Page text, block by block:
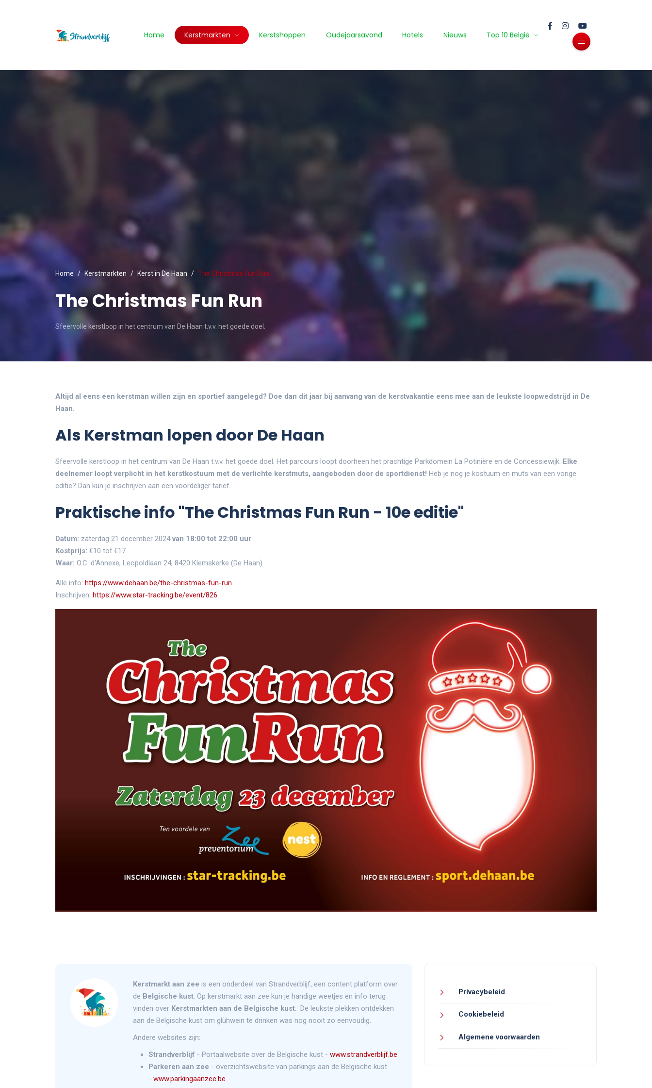
Home Kerstmarkten Kerstshoppen Oudejaarsavond Hotels Nieuws Top 10 België
Home Kerstmarkten Kerst in De Haan The Christmas Fun Run…
The Christmas Fun Run
Sfeervolle kerstloop in het centrum van De Haan t.v.v. het goede doel.
Altijd al eens een kerstman willen zijn en sportief aangelegd? Doe dan dit jaar bij aanvang van de kerstvakantie eens mee aan de leukste loopwedstrijd in De
Haan.
Als Kerstman lopen door De Haan
Sfeervolle kerstloop in het centrum van De Haan t.v.v. het goede doel. Het parcours loopt doorheen het prachtige Parkdomein La Potinière en de Concessiewijk. Elke
deelnemer loopt verplicht in het kerstkostuum met de verlichte kerstmuts, aangeboden door de sportdienst! Heb je nog je kostuum en muts van een vorige
editie? Dan kun je inschrijven aan een voordeliger tarief.
Praktische info "The Christmas Fun Run - 10e editie"
Datum: zaterdag 21 december 2024 van 18:00 tot 22:00 uur
Kostprijs: €10 tot €17
Waar: O.C. d'Annexe, Leopoldlaan 24, 8420 Klemskerke (De Haan)
Alle info: https://www.dehaan.be/the-christmas-fun-run
Inschrijven: https://www.star-tracking.be/event/826
Kerstmarkt aan zee is een onderdeel van Strandverblijf, een content platform over
de Belgische kust. Op kerstmarkt aan zee kun je handige weetjes en info terug
vinden over Kerstmarkten aan de Belgische kust. De leukste plekken ontdekken
aan de Belgische kust om glühwein te drinken was nog nooit zo eenvoudig.
Andere websites zijn:
Strandverblijf - Portaalwebsite over de Belgische kust - www.strandverblijf.be
Parkeren aan zee - overzichtswebsite van parkings aan de Belgische kust
- www.parkingaanzee.be
Privacybeleid
Cookiebeleid
Algemene voorwaarden